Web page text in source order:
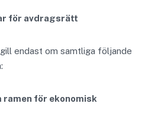
för avdragsrätt
endast om samtliga följande
ramen för ekonomisk